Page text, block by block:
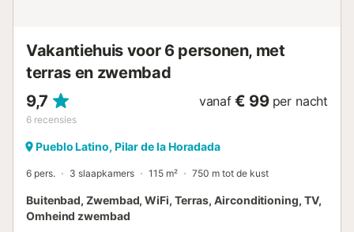
Vakantiehuis voor 6 personen, met
terras en zwembad
9,7
6 recensies
vanaf € 99 per nacht
Pueblo Latino, Pilar de la Horadada
6 pers. 3 slaapkamers 115 m² 750 m tot de kust
Buitenbad, Zwembad, WiFi, Terras, Airconditioning, TV,
Omheind zwembad